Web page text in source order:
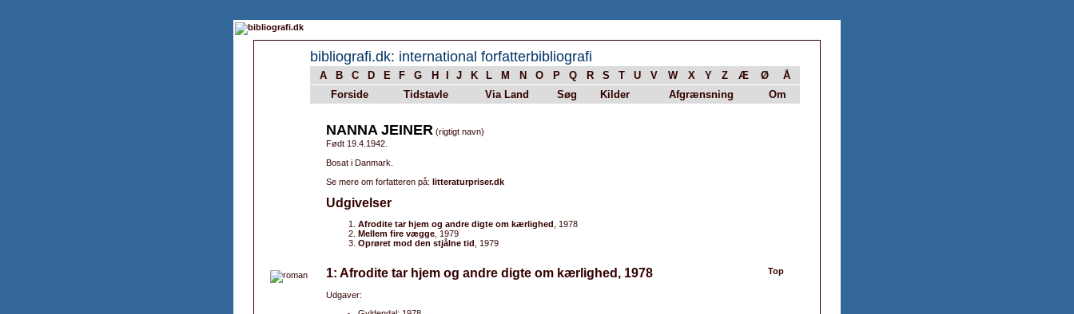
bibliografi.dk: international forfatterbibliografi
A B C D E F G H J K L M N O P Q R S T U V W X Y Z Æ Ø
Å
Forside
Tidstavle Via Land Søg Kilder Afgrænsning Om
NANNA JEINER (rigtigt navn)
Født 19.4.1942.
Bosat i Danmark.
Se mere om forfatteren på: litteraturpriser.dk
Udgivelser
Afrodite tar hjem og andre digte om kærlighed , 1978
Mellem fire vægge , 1979
Oprøret mod den stjålne tid , 1979
Top
1: Afrodite tar hjem og andre digte om kærlighed, 1978
Udgaver: